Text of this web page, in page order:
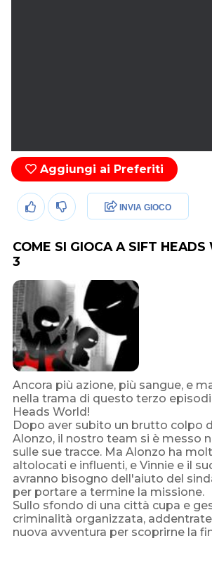
Aggiungi ai Preferiti
INVIA GIOCO
COME SI GIOCA A SIFT
3
Ancora più azione, più sangue, e
nella trama di questo terzo
Heads World!
Dopo aver subito un brutto colpo
Alonzo, il nostro team si è messo
sulle sue tracce. Ma Alonzo ha
altolocati e influenti, e Vinnie e il
avranno bisogno dell'aiuto del
per portare a termine la missione.
Sullo sfondo di una città cupa e
criminalità organizzata,
nuova avventura per scoprirne la